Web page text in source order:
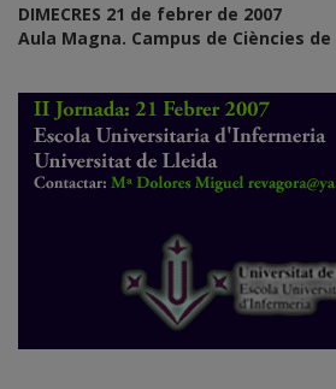
DIMECRES 21 de febrer de 2007
Aula Magna. Campus de Ciències